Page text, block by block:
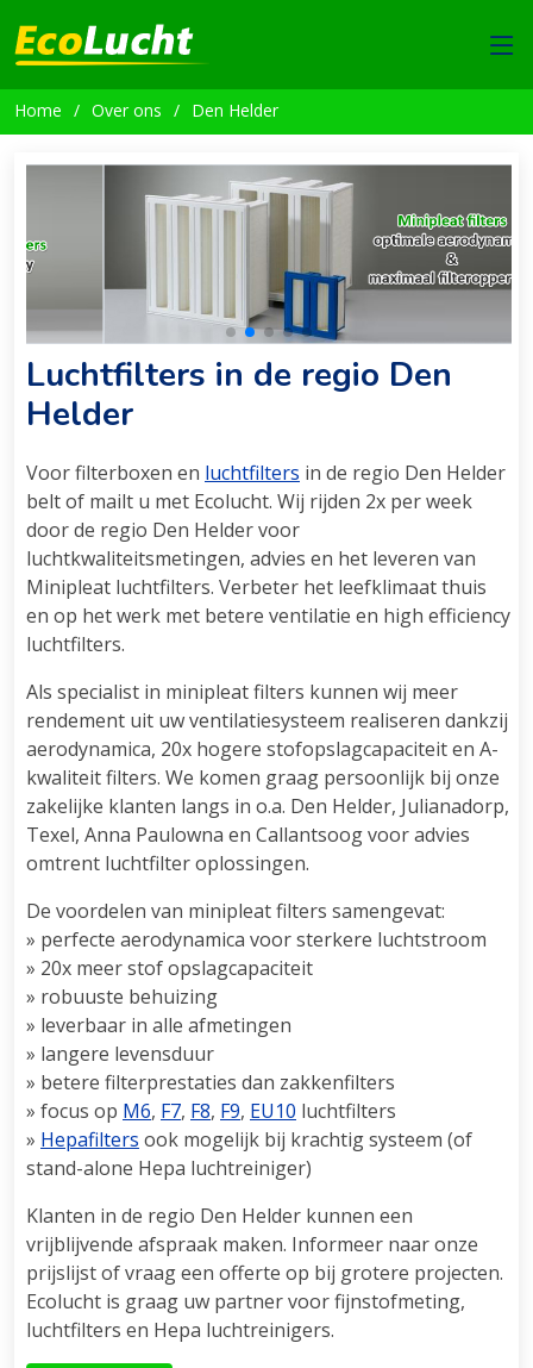
Home Over ons Den Helder
Luchtfilters in de regio Den
Helder
Voor filterboxen en luchtfilters in de regio Den Helder
belt of mailt u met Ecolucht. Wij rijden 2x per week
door de regio Den Helder voor
luchtkwaliteitsmetingen, advies en het leveren van
Minipleat luchtfilters. Verbeter het leefklimaat thuis
en op het werk met betere ventilatie en high efficiency
luchtfilters.
Als specialist in minipleat filters kunnen wij meer
rendement uit uw ventilatiesysteem realiseren dankzij
aerodynamica, 20x hogere stofopslagcapaciteit en A-
kwaliteit filters. We komen graag persoonlijk bij onze
zakelijke klanten langs in o.a. Den Helder, Julianadorp,
Texel, Anna Paulowna en Callantsoog voor advies
omtrent luchtfilter oplossingen.
De voordelen van minipleat filters samengevat:
» perfecte aerodynamica voor sterkere luchtstroom
» 20x meer stof opslagcapaciteit
» robuuste behuizing
» leverbaar in alle afmetingen
» langere levensduur
» betere filterprestaties dan zakkenfilters
» focus op M6, F7, F8, F9, EU10 luchtfilters
» Hepafilters ook mogelijk bij krachtig systeem (of
stand-alone Hepa luchtreiniger)
Klanten in de regio Den Helder kunnen een
vrijblijvende afspraak maken. Informeer naar onze
prijslijst of vraag een offerte op bij grotere projecten.
Ecolucht is graag uw partner voor fijnstofmeting,
luchtfilters en Hepa luchtreinigers.